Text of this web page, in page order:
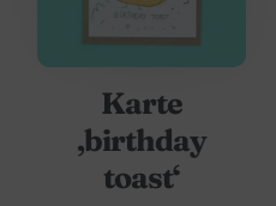
Karte
‚birthday
toast‘